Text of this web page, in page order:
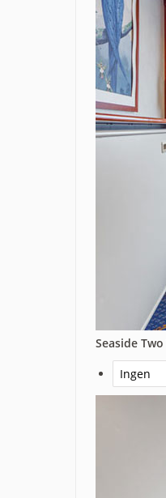
Seaside Two